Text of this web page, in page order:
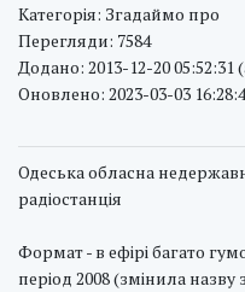
Категорія: Згадаймо про
Перегляди: 7584
Додано: 2013-12-20 05:52:31
Оновлено: 2023-03-03
Одеська обласна
радіостанція
Формат - в ефірі багато
період 2008 (змінила